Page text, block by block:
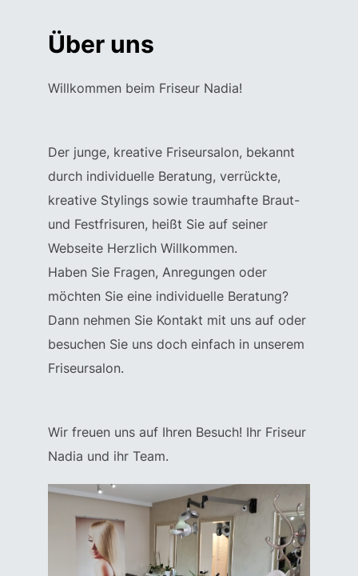
Über uns
Willkommen beim Friseur Nadia!
Der junge, kreative Friseursalon, bekannt
durch individuelle Beratung, verrückte,
kreative Stylings sowie traumhafte Braut-
und Festfrisuren, heißt Sie auf seiner
Webseite Herzlich Willkommen.
Haben Sie Fragen, Anregungen oder
möchten Sie eine individuelle Beratung?
Dann nehmen Sie Kontakt mit uns auf oder
besuchen Sie uns doch einfach in unserem
Friseursalon.
Wir freuen uns auf Ihren Besuch! Ihr Friseur
Nadia und ihr Team.